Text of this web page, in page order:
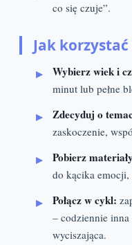
co się czuje”.
Jak
Wybierz wiek i
minut lub pełne
Zdecyduj o
zaskoczenie,
Pobierz
do kącika emocji,
Połącz w cykl:
– codziennie
wyciszająca.